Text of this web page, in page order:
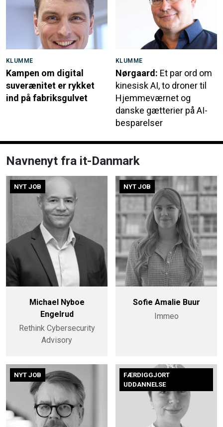
KLUMME
Kampen om digital
suverænitet er rykket
ind på fabriksgulvet
KLUMME
Nørgaard: Et par ord om
kinesisk AI, to droner til
Hjemmeværnet og
danske gætterier på AI-
besparelser
Navnenyt fra it-Danmark
NYT JOB
Michael Nyboe
Engelrud
Rethink Cybersecurity
Advisory
NYT JOB
Sofie Amalie Buur
Immeo
NYT JOB
FÆRDIGGJORT
UDDANNELSE